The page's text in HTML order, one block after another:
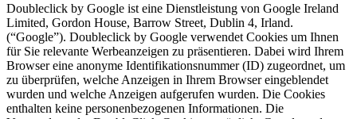
Doubleclick by Google ist eine Dienstleistung von Google Ireland
Limited, Gordon House, Barrow Street, Dublin 4, Irland.
(“Google”). Doubleclick by Google verwendet Cookies um Ihnen
für Sie relevante Werbeanzeigen zu präsentieren. Dabei wird Ihrem
Browser eine anonyme Identifikationsnummer (ID) zugeordnet, um
zu überprüfen, welche Anzeigen in Ihrem Browser eingeblendet
wurden und welche Anzeigen aufgerufen wurden. Die Cookies
enthalten keine personenbezogenen Informationen. Die